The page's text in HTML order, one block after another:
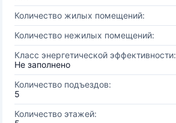
Количество жилых помещений:
Количество нежилых помещений:
Класс энергетической эффективности:
Не заполнено
Количество подъездов:
5
Количество этажей: